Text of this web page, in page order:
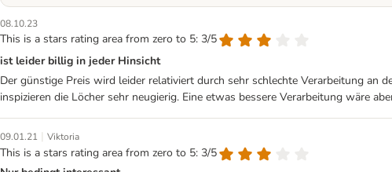
08.10.23
This is a stars rating area from zero to 5: 3/5
ist leider billig in jeder Hinsicht
Der günstige Preis wird leider relativiert durch sehr schlechte Verarbeitung an
inspizieren die Löcher sehr neugierig. Eine etwas bessere Verarbeitung wäre
09.01.21 | Viktoria
This is a stars rating area from zero to 5: 3/5